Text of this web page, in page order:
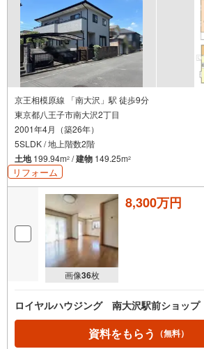
京王相模原線 「南大沢」駅 徒歩9分
東京都八王子市南大沢2丁目
2001年4月（築26年）
5SLDK / 地上階数2階
土地199.94m2 /建物 149.25m2
リフォーム
画像36枚
8,300万円
ロイヤルハウジング 南大沢駅前ショップ
資料をもらう （無料）